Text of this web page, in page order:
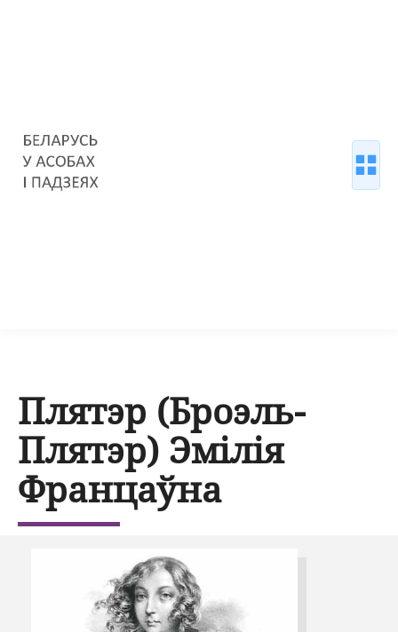
Плятэр (Броэль-
Плятэр) Эмілія
Францаўна